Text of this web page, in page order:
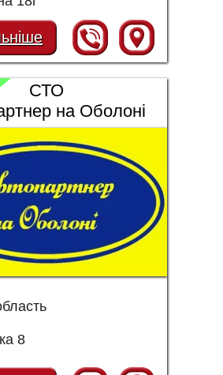
СТО
на Оболоні
8